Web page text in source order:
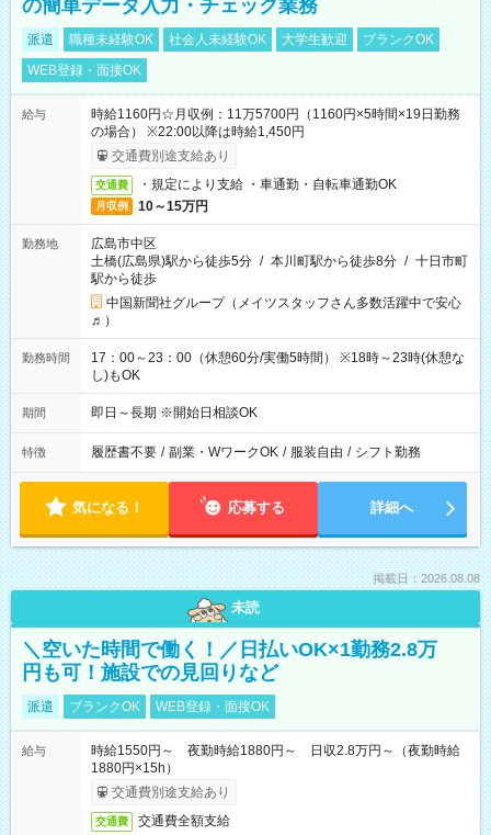
の簡単データ入力・チェック業務
派遣 職種未経験OK 社会人未経験OK 大学生歓迎
ブランクOK
WEB登録・面接OK
給与
時給1160円☆月収例：11万5700円（1160円×5時間×19日勤務
の場合） ※22:00以降は時給1,450円
交通費別途支給あり
交通費 ・規定により支給 ・車通勤・自転車通勤OK
月収例 10～15万円
勤務地
広島市中区
土橋(広島県)駅から徒歩5分 / 本川町駅から徒歩8分 / 十日市町
駅から徒歩
中国新聞社グループ（メイツスタッフさん多数活躍中で安心
♬）
勤務時間
17：00～23：00（休憩60分/実働5時間） ※18時～23時(休憩な
し)もOK
期間 即日～長期 ※開始日相談OK
特徴 履歴書不要 / 副業・WワークOK / 服装自由 / シフト勤務
気になる！ 応募する 詳細へ
掲載日：2026.08.08
未読
＼空いた時間で働く！／日払いOK×1勤務2.8万
円も可！施設での見回りなど
派遣 ブランクOK WEB登録・面接OK
給与
時給1550円～ 夜勤時給1880円～ 日収2.8万円～（夜勤時給
1880円×15h）
交通費別途支給あり
交通費 交通費全額支給